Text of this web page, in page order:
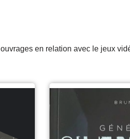
en relation avec le jeux